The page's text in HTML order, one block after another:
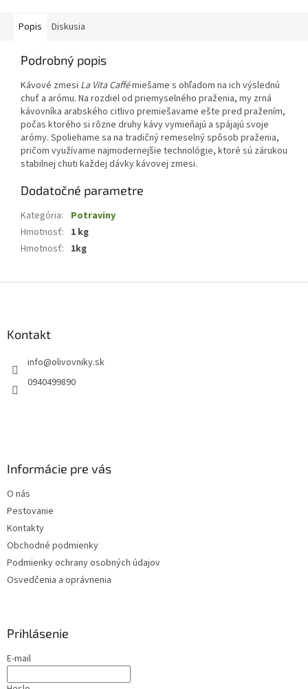
Popis Diskusia
Podrobný popis
Kávové zmesi La Vita Caffémiešame s ohľadom na ich výslednú
chuť a arómu. Na rozdiel od priemyselného praženia, my zrná
kávovníka arabského citlivo premiešavame ešte pred pražením,
počas ktorého si rôzne druhy kávy vymieňajú a spájajú svoje
arómy. Spoliehame sa na tradičný remeselný spôsob praženia,
pričom využívame najmodernejšie technológie, ktoré sú zárukou
stabilnej chuti každej dávky kávovej zmesi.
Dodatočné parametre
Kategória:
Potraviny
Hmotnosť: 1 kg
Hmotnosť: 1kg
Kontakt
info@olivovniky.sk
0940499890
Informácie pre vás
O nás
Pestovanie
Kontakty
Obchodné podmienky
Podmienky ochrany osobných údajov
Osvedčenia a oprávnenia
Prihlásenie
E-mail